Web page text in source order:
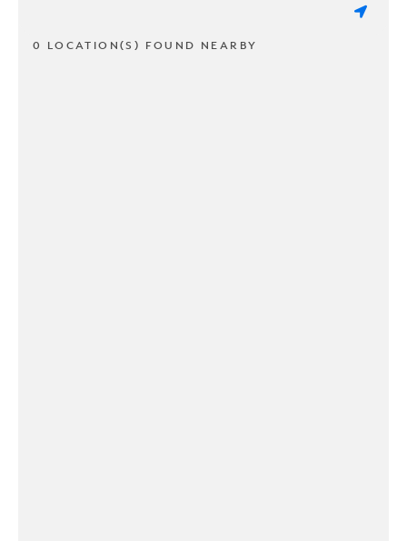
0 LOCATION(S) FOUND NEARBY